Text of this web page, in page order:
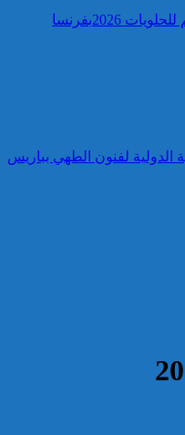
2026بفرنسا
الدولية لفنون الطهي بباريس